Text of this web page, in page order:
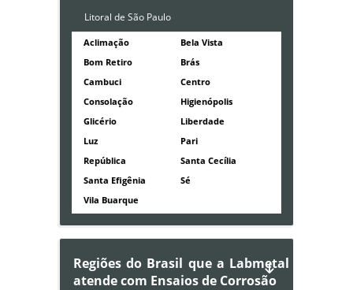
Litoral de São Paulo
Aclimação
Bela Vista
Bom Retiro
Brás
Cambuci
Centro
Consolação
Higienópolis
Glicério
Liberdade
Luz
Pari
República
Santa Cecília
Santa Efigênia
Sé
Vila Buarque
Regiões do Brasil que a Labmetal
atende com Ensaios de Corrosão